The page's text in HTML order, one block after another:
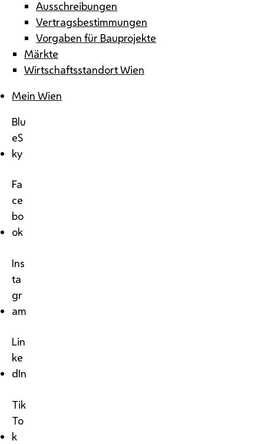
Ausschreibungen
Vertragsbestimmungen
Vorgaben für Bauprojekte
Märkte
Wirtschaftsstandort Wien
Mein Wien
Blu
eS
ky
Fa
ce
bo
ok
Ins
ta
gr
am
Lin
ke
dIn
Tik
To
k